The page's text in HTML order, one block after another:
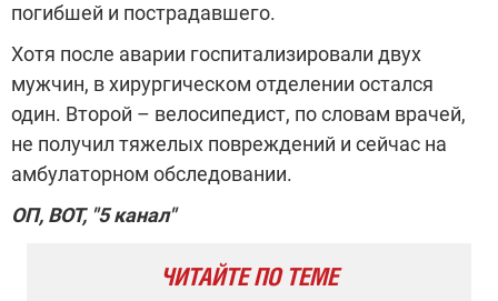
погибшей и пострадавшего.
Хотя после аварии госпитализировали двух
мужчин, в хирургическом отделении остался
один. Второй – велосипедист, по словам врачей,
не получил тяжелых повреждений и сейчас на
амбулаторном обследовании.
ОП, ВОТ, "5 канал"
ЧИТАЙТЕ ПО ТЕМЕ